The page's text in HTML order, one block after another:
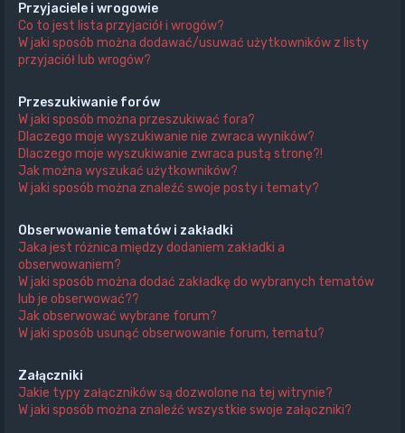
Przyjaciele i wrogowie
Co to jest lista przyjaciół i wrogów?
W jaki sposób można dodawać/usuwać użytkowników z listy
przyjaciół lub wrogów?
Przeszukiwanie forów
W jaki sposób można przeszukiwać fora?
Dlaczego moje wyszukiwanie nie zwraca wyników?
Dlaczego moje wyszukiwanie zwraca pustą stronę?!
Jak można wyszukać użytkowników?
W jaki sposób można znaleźć swoje posty i tematy?
Obserwowanie tematów i zakładki
Jaka jest różnica między dodaniem zakładki a
obserwowaniem?
W jaki sposób można dodać zakładkę do wybranych tematów
lub je obserwować??
Jak obserwować wybrane forum?
W jaki sposób usunąć obserwowanie forum, tematu?
Załączniki
Jakie typy załączników są dozwolone na tej witrynie?
W jaki sposób można znaleźć wszystkie swoje załączniki?